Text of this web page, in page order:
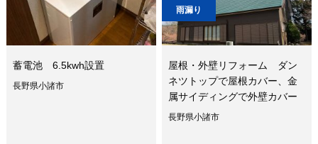
蓄電池 6.5kwh設置
長野県小諸市
雨漏り
屋根・外壁リフォーム ダン
ネツトップで屋根カバー、金
属サイディングで外壁カバー
長野県小諸市